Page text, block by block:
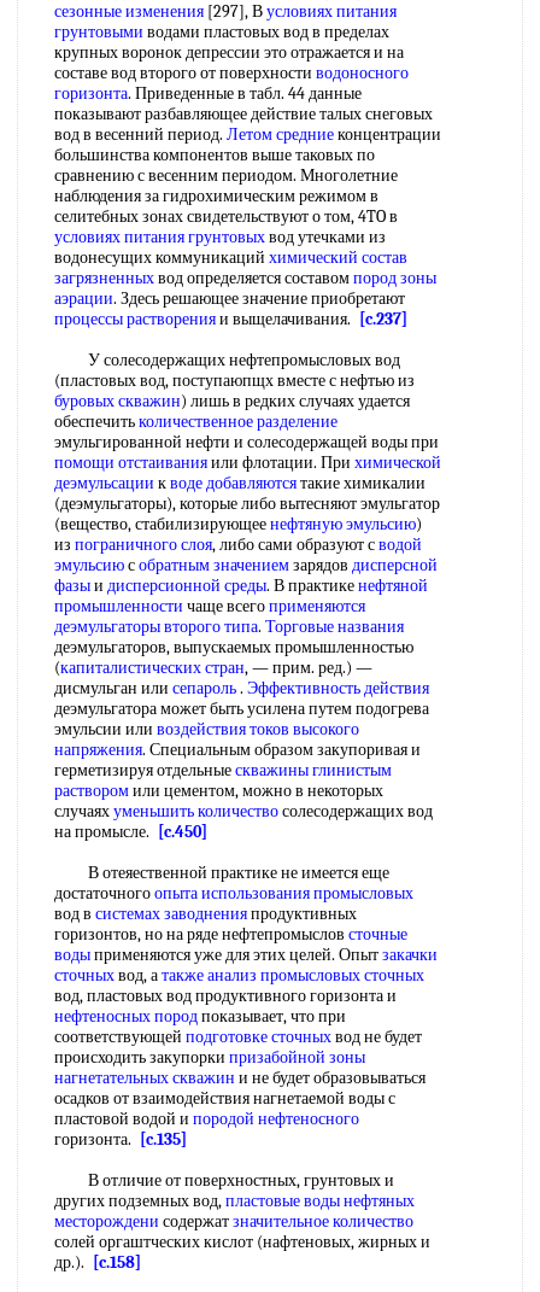
сезонные изменения [297], Вусловиях питания
грунтовыми водами пластовых вод в пределах
крупных воронок депрессии это отражается и на
составе вод второго от поверхности водоносного
горизонта. Приведенные в табл. 44 данные
показывают разбавляющее действие талых снеговых
вод в весенний период. Летом средниеконцентрации
большинства компонентов выше таковых по
сравнению с весенним периодом. Многолетние
наблюдения за гидрохимическим режимом в
селитебных зонах свидетельствуют о том, 4TO в
условиях питания грунтовыхвод утечками из
водонесущих коммуникаций химический состав
загрязненныхвод определяется составомпород зоны
аэрации. Здесь решающее значение приобретают
процессы растворенияи выщелачивания.
[c.237]
У солесодержащих нефтепромысловых вод
(пластовых вод, поступаюпщх вместе с нефтью из
буровых скважин) лишь в редких случаях удается
обеспечитьколичественное разделение
эмульгированной нефти и солесодержащей воды при
помощи отстаиванияили флотации. При химической
деэмульсации кводе добавляютсятакие химикалии
(деэмульгаторы), которые либо вытесняют эмульгатор
(вещество, стабилизирующеенефтяную эмульсию)
из пограничного слоя, либо сами образуют сводой
эмульсиюсобратным значениемзарядов дисперсной
фазыи дисперсионной среды. В практикенефтяной
промышленности чаще всегоприменяются
деэмульгаторывторого типа. Торговые названия
деэмульгаторов, выпускаемых промышленностью
(капиталистических стран, — прим. ред.) —
дисмульган или сепароль. Эффективность действия
деэмульгатора может быть усилена путем подогрева
эмульсии или воздействия токов высокого
напряжения. Специальным образом закупоривая и
герметизируя отдельныескважины глинистым
растворомили цементом, можно в некоторых
случаяхуменьшить количествосолесодержащих вод
на промысле.
[c.450]
В отеяественной практике не имеется еще
достаточногоопытаиспользования промысловых
вод в системах заводненияпродуктивных
горизонтов, но на ряде нефтепромыслов сточные
водыприменяются уже для этих целей. Опытзакачки
сточныхвод, атакже анализ промысловых сточных
вод, пластовых вод продуктивного горизонта и
нефтеносных породпоказывает, что при
соответствующей подготовке сточныхвод не будет
происходить закупорки призабойной зоны
нагнетательных скважин и не будет образовываться
осадков от взаимодействия нагнетаемой воды с
пластовой водой и породой нефтеносного
горизонта.
[c.135]
В отличие от поверхностных, грунтовых и
других подземных вод,пластовые воды нефтяных
месторождени содержатзначительное количество
солей оргаштческих кислот (нафтеновых, жирных и
др.).
[c.158]